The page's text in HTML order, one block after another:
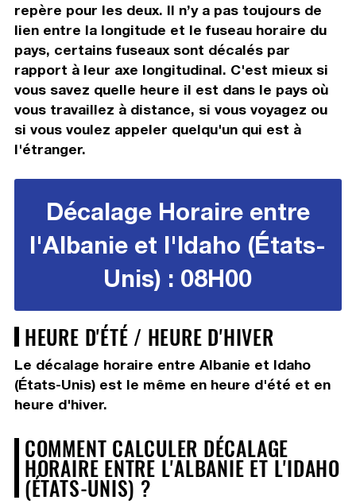
repère pour les deux. Il n’y a pas toujours de
lien entre la longitude et le fuseau horaire du
pays, certains fuseaux sont décalés par
rapport à leur axe longitudinal. C'est mieux si
vous savez quelle heure il est dans le pays où
vous travaillez à distance, si vous voyagez ou
si vous voulez appeler quelqu'un qui est à
l'étranger.
Décalage Horaire entre
l'Albanie et l'Idaho (États-
Unis) : 08H00
HEURE D'ÉTÉ / HEURE D'HIVER
Le décalage horaire entre Albanie et Idaho
(États-Unis) est le même en heure d'été et en
heure d'hiver.
COMMENT CALCULER DÉCALAGE
HORAIRE ENTRE L'ALBANIE ET L'IDAHO
(ÉTATS-UNIS) ?